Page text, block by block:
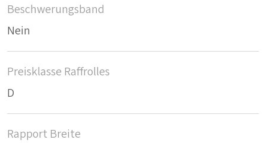
Beschwerungsband
Nein
Preisklasse Raffrolles
D
Rapport Breite